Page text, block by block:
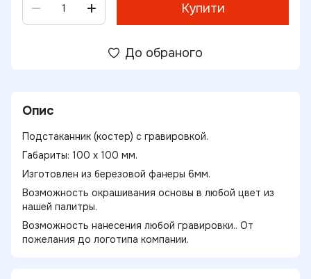
Купити
До обраного
Опис
Подстаканник (костер) с гравировкой.
Габариты: 100 х 100 мм.
Изготовлен из березовой фанеры 6мм.
Возможность окрашивания основы в любой цвет из
нашей палитры.
Возможность нанесения любой гравировки.. От
пожелания до логотипа компании.